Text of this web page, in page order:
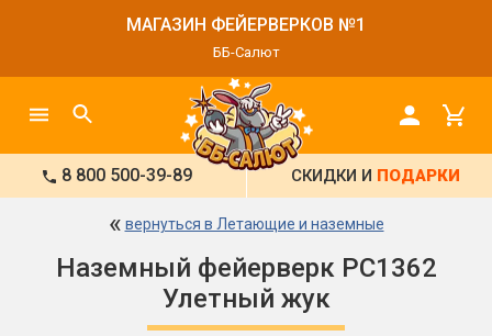
МАГАЗИН ФЕЙЕРВЕРКОВ №1
ББ-Салют
8 800 500-39-89 СКИДКИ И ПОДАРКИ
« вернуться в Летающие и наземные
Наземный фейерверк РС1362
Улетный жук